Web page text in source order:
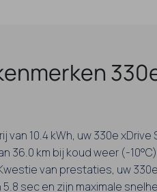
van 10.4 kWh, uw 330e
36.0 km bij koud weer (-
van prestaties, uw
5.8 sec en zijn maximale